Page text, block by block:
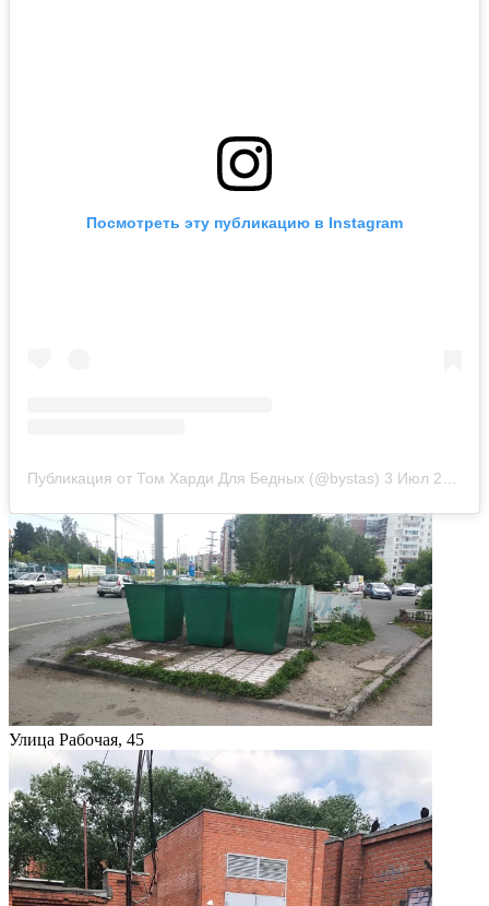
Посмотреть эту публикацию в Instagram
Публикация от Том Харди Для Бедных (@bystas) 3 Июл 2019 в 1:43 PDT
Улица Рабочая, 45